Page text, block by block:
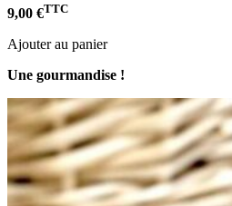
9,00 €TTC
Ajouter au panier
Une gourmandise !